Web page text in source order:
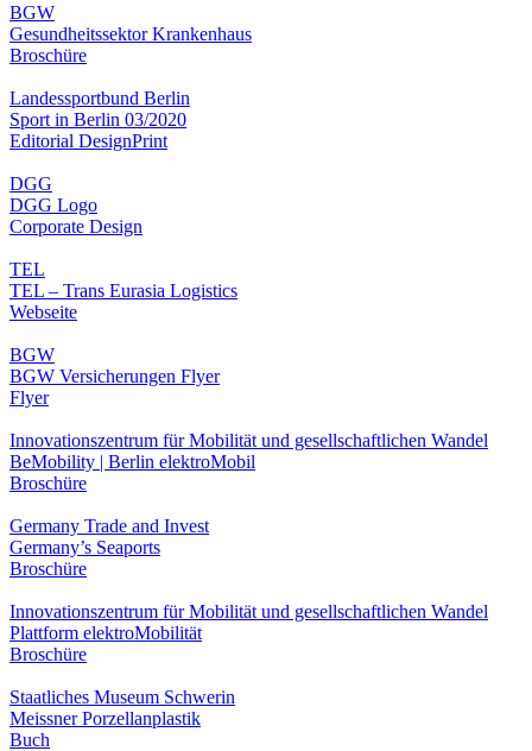
BGW
Gesundheitssektor Krankenhaus
Broschüre
Landessportbund Berlin
Sport in Berlin 03/2020
Editorial DesignPrint
DGG
DGG Logo
Corporate Design
TEL
TEL – Trans Eurasia Logistics
Webseite
BGW
BGW Versicherungen Flyer
Flyer
Innovationszentrum für Mobilität und gesellschaftlichen Wandel
BeMobility | Berlin elektroMobil
Broschüre
Germany Trade and Invest
Germany’s Seaports
Broschüre
Innovationszentrum für Mobilität und gesellschaftlichen Wandel
Plattform elektroMobilität
Broschüre
Staatliches Museum Schwerin
Meissner Porzellanplastik
Buch